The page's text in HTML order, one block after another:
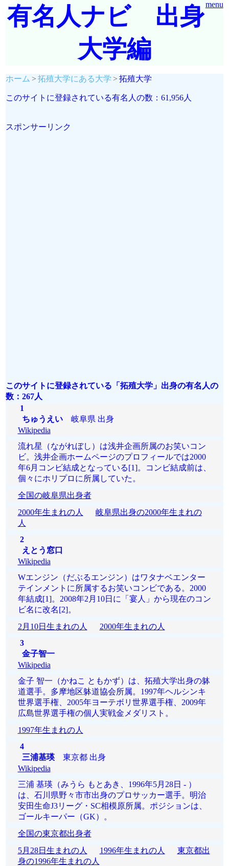
menu
有名人ナビ 出身
大学編
ホーム 拓殖大学にある大学 拓殖大学
このサイトに登録されている有名人の数：61,956人
スポンサーリンク
このサイトに登録されている「拓殖大学」出身の有名人の
数：267人
1
ちゅうえい岐阜県 出身
Wikipedia
流れ星（ながれぼし）は浅井企画所属のお笑いコン
ビ。浅井企画ホームページのプロフィールでは2000
年6月コンビ結成となっている[1]。コンビ結成前は、
個々にホリプロに所属していた。
全国の岐阜県出身者
2000年生まれの人
岐阜県出身の2000年生まれの
人
2
えとう窓口
Wikipedia
Wエンジン（だぶるエンジン）はワタナベエンター
テインメントに所属するお笑いコンビである。2000
年結成[1]。2008年2月10日に「宴人」から現在のコン
ビ名に改名[2]。
2月10日生まれの人
2000年生まれの人
3
金子智一
Wikipedia
金子 智一（かねこ ともかず）は、拓殖大学出身の躰
道選手。多摩地区躰道協会所属。1997年ヘルシンキ
世界選手権、2005年ヨーテボリ世界選手権、2009年
広島世界選手権の個人実戦金メダリスト。
1997年生まれの人
4
三浦基瑛東京都 出身
Wikipedia
三浦 基瑛（みうら もとあき、1996年5月28日 - ）
は、石川県野々市市出身のプロサッカー選手。明治
安田生命J3リーグ・SC相模原所属。ポジションは、
ゴールキーパー（GK）。
全国の東京都出身者
5月28日生まれの人
1996年生まれの人
東京都出
身の1996年生まれの人